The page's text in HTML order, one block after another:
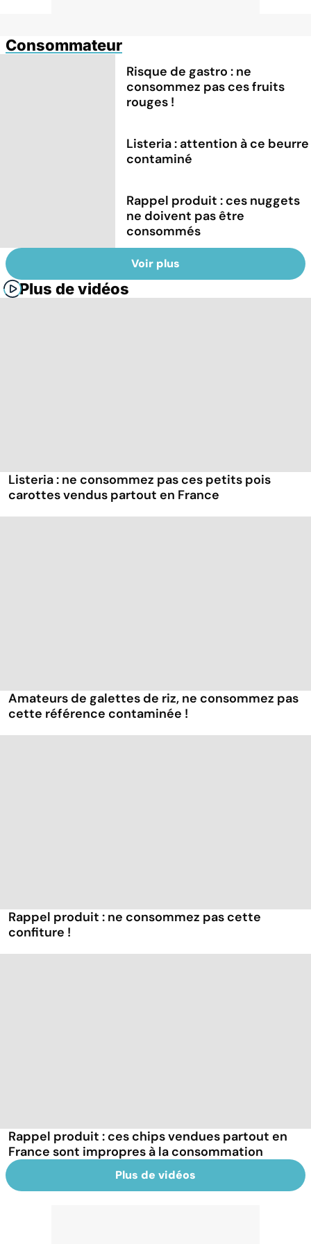
Consommateur
Risque de gastro : ne
consommez pas ces fruits
rouges !
Listeria : attention à ce beurre
contaminé
Rappel produit : ces nuggets
ne doivent pas être
consommés
Voir plus
Plus de vidéos
Listeria : ne consommez pas ces petits pois
carottes vendus partout en France
Amateurs de galettes de riz, ne consommez pas
cette référence contaminée !
Rappel produit : ne consommez pas cette
confiture !
Rappel produit : ces chips vendues partout en
France sont impropres à la consommation
Plus de vidéos